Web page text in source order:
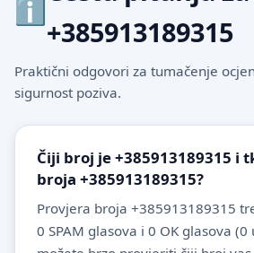
+385913189315
Praktični odgovori za tumačenje
sigurnost poziva.
Čiji broj je +385913189315 i
broja +385913189315?
Provjera broja +385913189315
0 SPAM glasova i 0 OK glasova